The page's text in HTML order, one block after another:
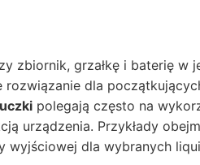
zbiornik, grzałkę i baterię w
rozwiązanie dla
polegają często na
urządzenia. Przykłady
wyjściowej dla wybranych